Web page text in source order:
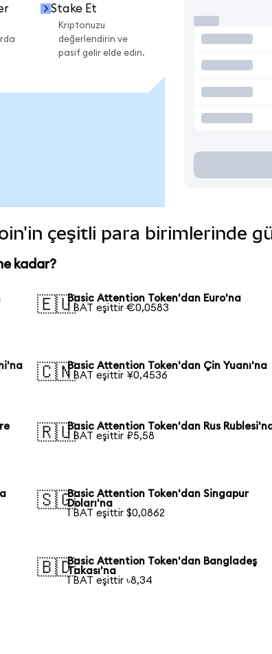
Stake Et
Kriptonuzu
değerlendirin ve
pasif gelir elde edin.
çeşitli para birimlerinde
kadar?
🇪🇺Basic Attention Token'dan Euro'na
1 BAT eşittir €0,0583
🇨🇳Basic Attention Token'dan Çin Yuanı'na
1 BAT eşittir ¥0,4536
🇷🇺Basic Attention Token'dan Rus
1 BAT eşittir ₽5,58
🇸🇬Basic Attention Token'dan Singapur
Doları'na
1 BAT eşittir $0,0862
🇧🇩Basic Attention Token'dan Bangladeş
Takası'na
1 BAT eşittir ৳8,34